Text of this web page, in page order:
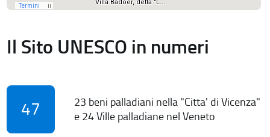
Il Sito UNESCO in numeri
47
23 beni palladiani nella "Citta' di Vicenza"
e 24 Ville palladiane nel Veneto